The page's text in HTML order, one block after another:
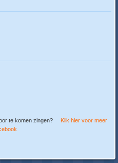
te komen zingen?
Klik hier voor meer